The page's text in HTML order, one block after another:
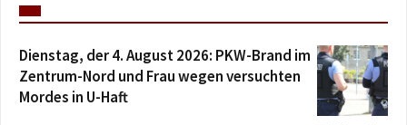
Dienstag, der 4. August 2026: PKW-Brand im
Zentrum-Nord und Frau wegen versuchten
Mordes in U-Haft